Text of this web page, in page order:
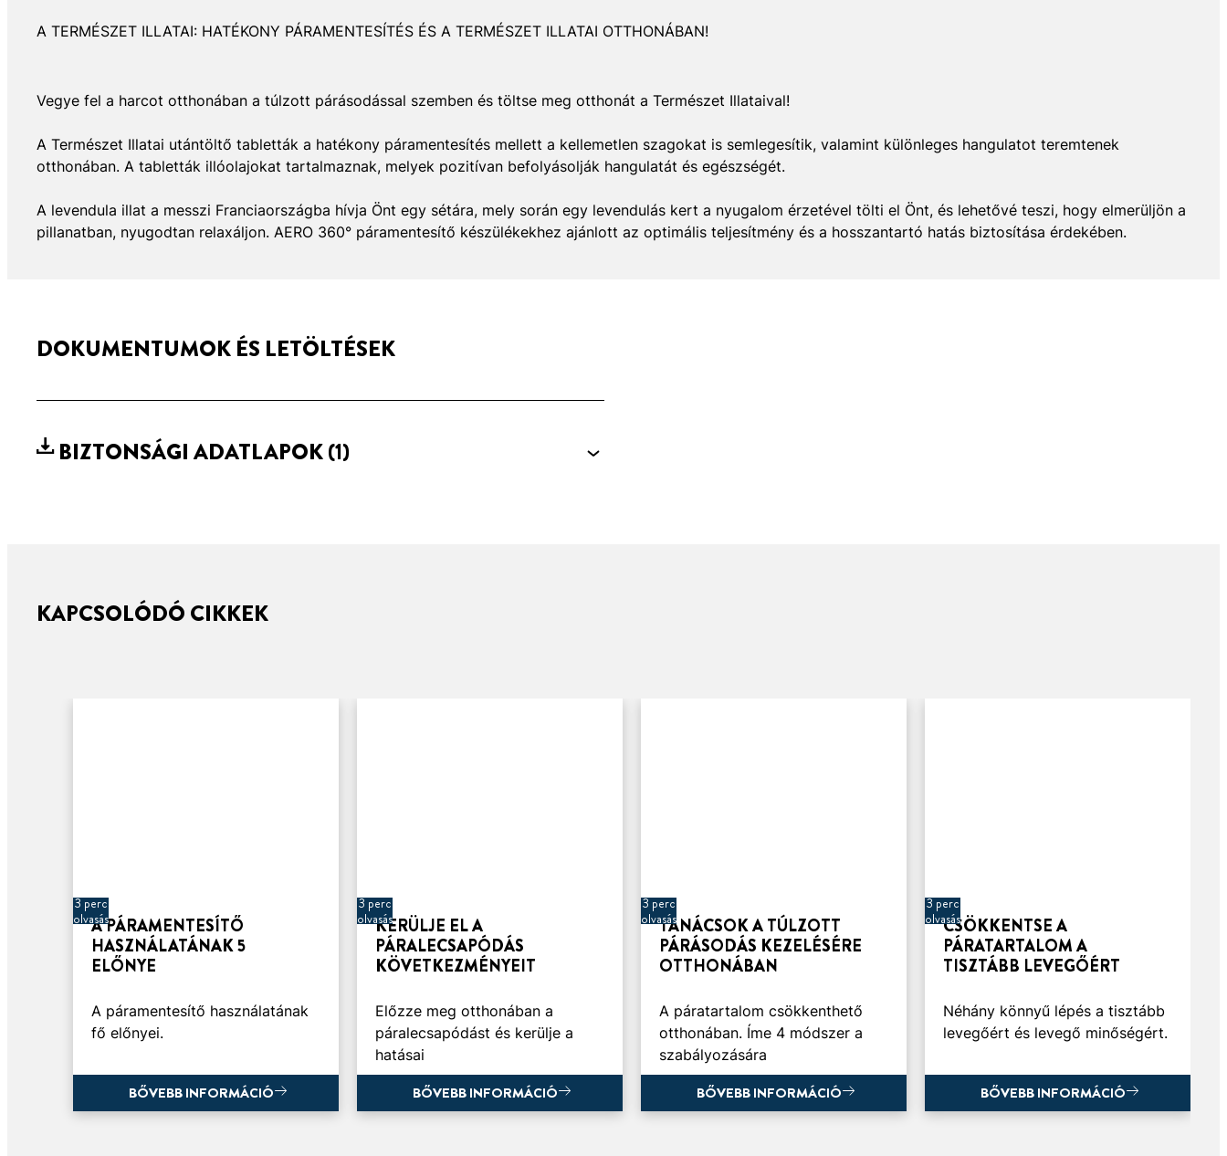
A TERMÉSZET ILLATAI: HATÉKONY PÁRAMENTESÍTÉS ÉS A TERMÉSZET ILLATAI OTTHONÁBAN!
Vegye fel a harcot otthonában a túlzott párásodással szemben és töltse meg otthonát a Természet Illataival!
A Természet Illatai utántöltő tabletták a hatékony páramentesítés mellett a kellemetlen szagokat is semlegesítik, valamint különleges hangulatot teremtenek
otthonában. A tabletták illóolajokat tartalmaznak, melyek pozitívan befolyásolják hangulatát és egészségét.
A levendula illat a messzi Franciaországba hívja Önt egy sétára, mely során egy levendulás kert a nyugalom érzetével tölti el Önt, és lehetővé teszi, hogy elmerüljön a
pillanatban, nyugodtan relaxáljon. AERO 360° páramentesítő készülékekhez ajánlott az optimális teljesítmény és a hosszantartó hatás biztosítása érdekében.
DOKUMENTUMOK ÉS LETÖLTÉSEK
BIZTONSÁGI ADATLAPOK(1)
KAPCSOLÓDÓ CIKKEK
3 perc
olvasásA PÁRAMENTESÍTŐ
HASZNÁLATÁNAK 5
ELŐNYE
A páramentesítő használatának
fő előnyei.
BŐVEBB INFORMÁCIÓ
3 perc
olvasásKERÜLJE EL A
PÁRALECSAPÓDÁS
KÖVETKEZMÉNYEIT
Előzze meg otthonában a
páralecsapódást és kerülje a
hatásai
BŐVEBB INFORMÁCIÓ
3 perc
olvasásTANÁCSOK A TÚLZOTT
PÁRÁSODÁS KEZELÉSÉRE
OTTHONÁBAN
A páratartalom csökkenthető
otthonában. Íme 4 módszer a
szabályozására
BŐVEBB INFORMÁCIÓ
3 perc
olvasásCSÖKKENTSE A
PÁRATARTALOM A
TISZTÁBB LEVEGŐÉRT
Néhány könnyű lépés a tisztább
levegőért és levegő minőségért.
BŐVEBB INFORMÁCIÓ